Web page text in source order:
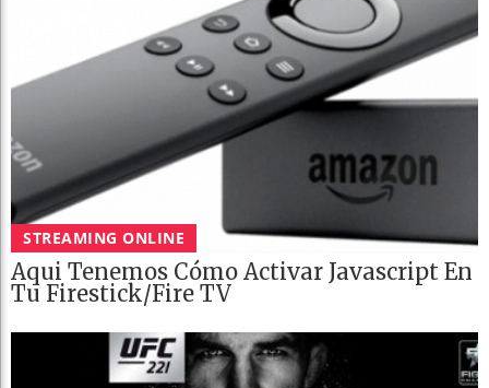
STREAMING ONLINE
Aqui Tenemos Cómo Activar Javascript En
Tu Firestick/Fire TV